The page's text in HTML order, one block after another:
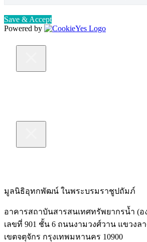
Save & Accept
Powered by
มูลนิธิอุทกพัฒน์ ในพระบรมราชูปถัมภ์
อาคารสถาบันสารสนเทศทรัพยากรน้ำ (
เลขที่ 901 ชั้น 6 ถนนงามวงศ์วาน แขวงล
เขตจตุจักร กรุงเทพมหานคร 10900